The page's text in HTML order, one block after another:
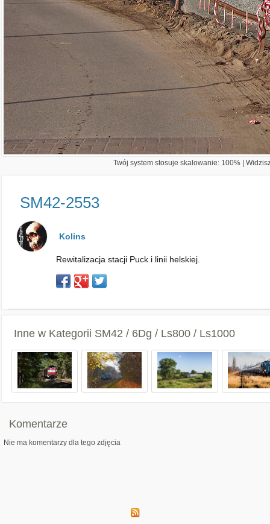
Twój system stosuje skalowanie: 100% |
SM42-2553
Kolins
Rewitalizacja stacji Puck i linii helskiej.
Inne w Kategorii SM42 / 6Dg / Ls800 / Ls1000
Komentarze
Nie ma komentarzy dla tego zdjęcia